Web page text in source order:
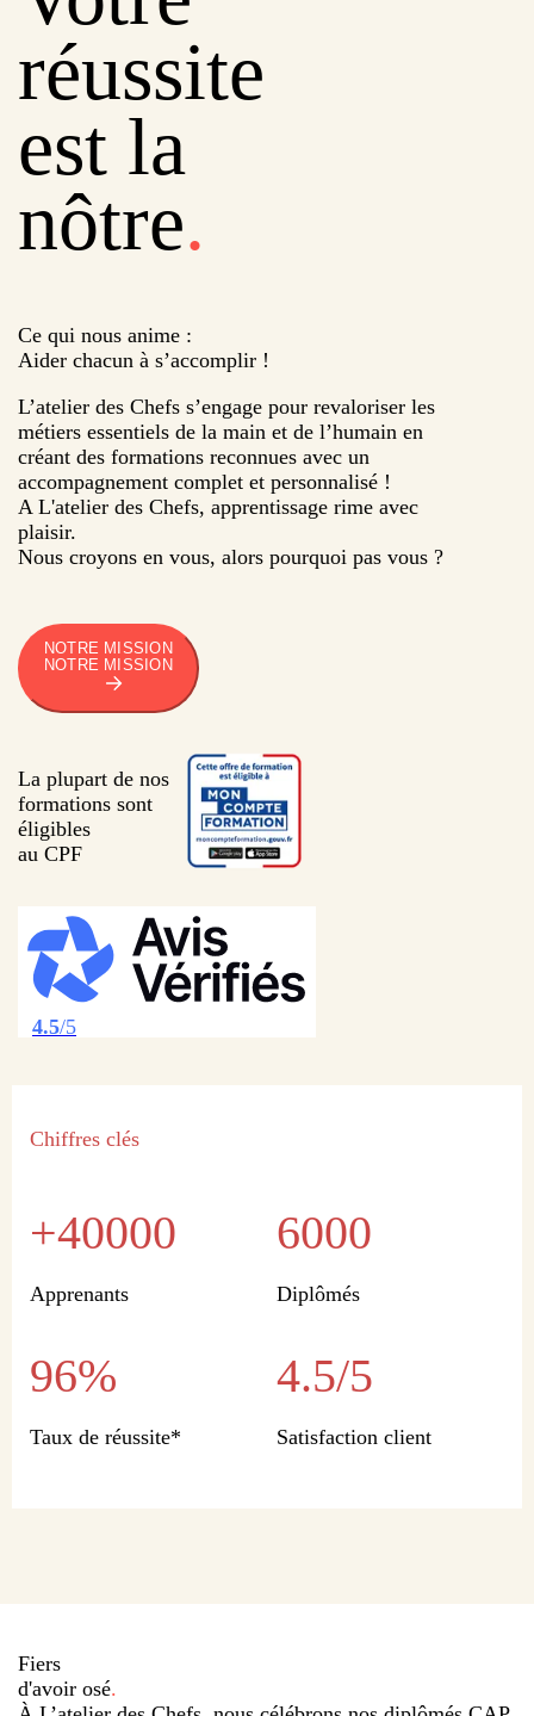
réussite
est la
nôtre.
Ce qui nous anime :
Aider chacun à s’accomplir !
L’atelier des Chefs s’engage pour revaloriser les
métiers essentiels de la main et de l’humain en
créant des formations reconnues avec un
accompagnement complet et personnalisé !
A L'atelier des Chefs, apprentissage rime avec
plaisir.
Nous croyons en vous, alors pourquoi pas vous ?
NOTRE MISSION
NOTRE MISSION
La plupart de nos
formations sont
éligibles
au CPF
4.5/5
Chiffres clés
+40000
Apprenants
6000
Diplômés
96%
Taux de réussite*
4.5/5
Satisfaction client
Fiers
d'avoir osé.